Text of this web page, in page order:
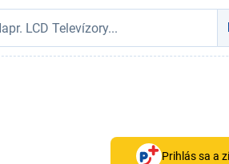
Prihlás sa a